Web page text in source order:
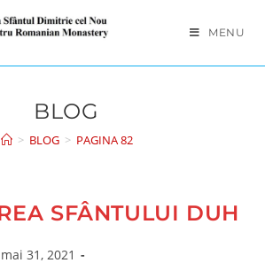
MENU
BLOG
> BLOG > PAGINA 82
SFÂNTULUI DUH
mai 31, 2021